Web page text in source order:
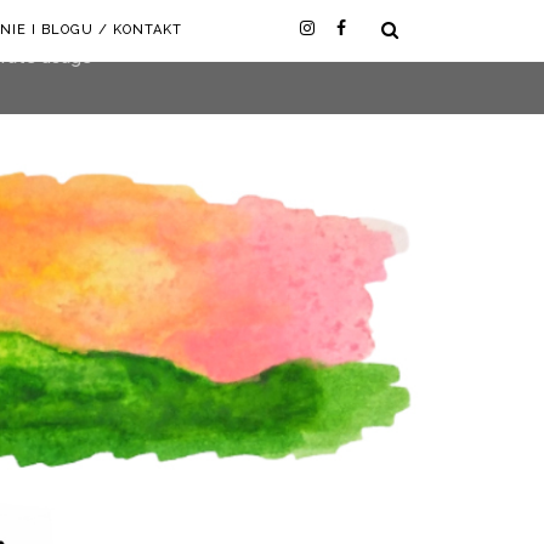
I BLOGU / KONTAKT
agent
usage